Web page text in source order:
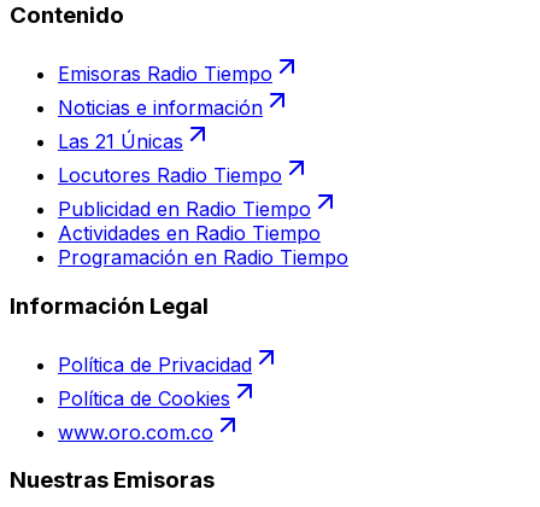
Contenido
Emisoras Radio Tiempo
Noticias e información
Las 21 Únicas
Locutores Radio Tiempo
Publicidad en Radio Tiempo
Actividades en Radio Tiempo
Programación en Radio Tiempo
Información Legal
Política de Privacidad
Política de Cookies
www.oro.com.co
Nuestras Emisoras